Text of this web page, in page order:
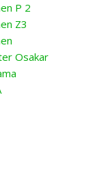
P 2
Z3
Osakar